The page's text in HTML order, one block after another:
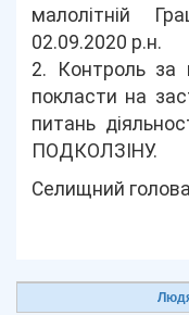
малолітній
02.09.2020 р.н.
2. Контроль за
покласти на
питань
ПОДКОЛЗІНУ.
Селищний